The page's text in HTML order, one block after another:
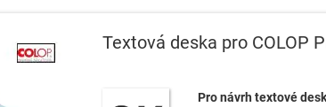
Textová deska pro COLOP
Pro návrh textové